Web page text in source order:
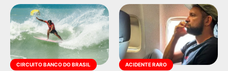
Kelly Slater convidado.
ondas para até 16 dias.
CIRCUITO BANCO DO BRASIL ACIDENTE RARO